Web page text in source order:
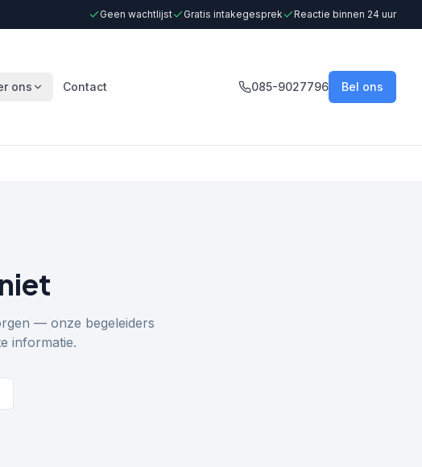
Geen wachtlijst Gratis intakegesprek Reactie binnen 24 uur
ons Contact 085-9027796 Bel ons
— onze begeleiders
informatie.